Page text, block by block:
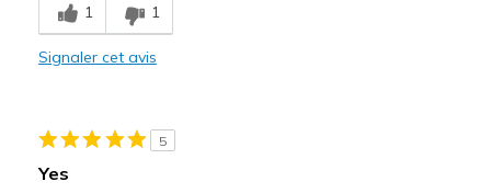
Comfortable
1 1
Signaler cet avis
5
Yes